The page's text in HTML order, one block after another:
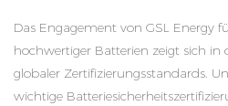
Das Engagement von GSL Energy
hochwertiger Batterien zeigt sich in
globaler Zertifizierungsstandards.
wichtige